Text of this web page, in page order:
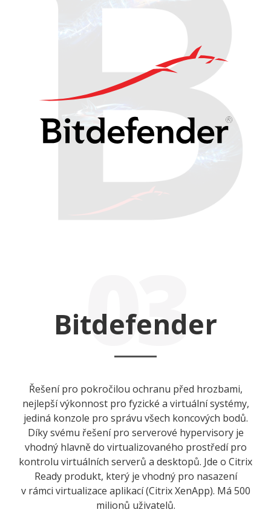
Bitdefender
03
Řešení pro pokročilou ochranu před hrozbami,
nejlepší výkonnost pro fyzické a virtuální systémy,
jediná konzole pro správu všech koncových bodů.
Díky svému řešení pro serverové hypervisory je
vhodný hlavně do virtualizovaného prostředí pro
kontrolu virtuálních serverů a desktopů. Jde o Citrix
Ready produkt, který je vhodný pro nasazení
v rámci virtualizace aplikací (Citrix XenApp). Má 500
milionů uživatelů.